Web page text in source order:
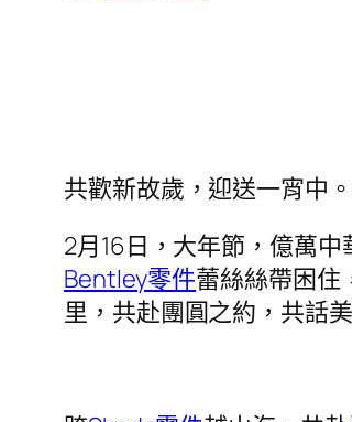
共歡新故歲，迎送一宵中。
2月16日，大年節，億萬
Bentley零件蕾絲絲帶困住
里，共赴團圓之約，共話